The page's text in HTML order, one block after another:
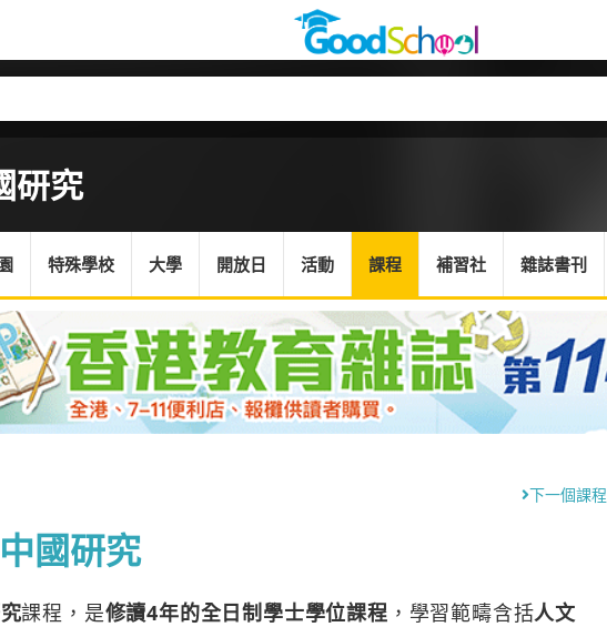
研究
特殊學校 大學 開放日 活動 課程 補習社 雜誌書刊
下一個課程
國研究
課程，是修讀4年的全日制學士學位課程 ，學習範疇含括人文